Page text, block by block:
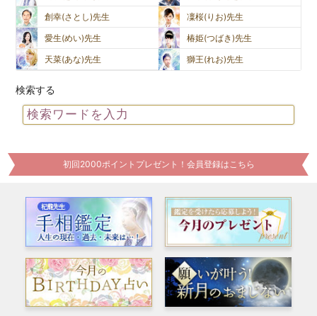
創幸(さとし)先生
凜桜(りお)先生
愛生(めい)先生
椿姫(つばき)先生
天菜(あな)先生
獅王(れお)先生
検索する
初回2000ポイントプレゼント！会員登録はこちら